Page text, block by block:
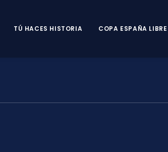
TÚ HACES HISTORIA COPA ESPAÑA LIBRE